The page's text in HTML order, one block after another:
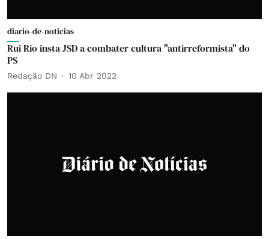
diario-de-noticias
Rui Rio insta JSD a combater cultura "antirreformista" do
PS
Redação DN 10 Abr 2022